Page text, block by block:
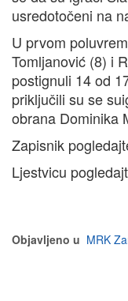
usredotočeni na
U prvom
Tomljanović (8) i
postignuli 14 od
priključili su se
obrana Dominika
Zapisnik
Ljestvicu
Objavljeno u MRK